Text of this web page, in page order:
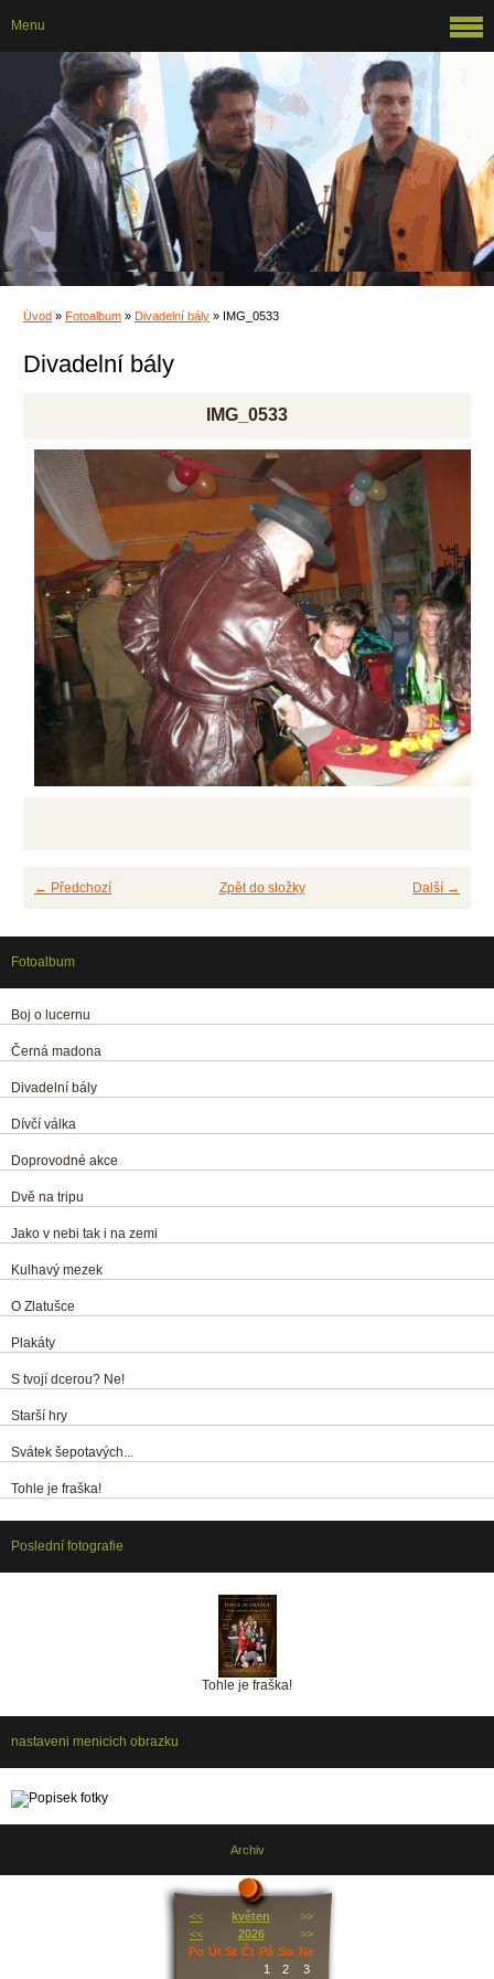
Úvod » Fotoalbum » Divadelní bály » IMG_0533
Divadelní bály
IMG_0533
← Předchozí Další →
Zpět do složky
Menu
Fotoalbum
Boj o lucernu
Černá madona
Divadelní bály
Dívčí válka
Doprovodné akce
Dvě na tripu
Jako v nebi tak i na zemi
Kulhavý mezek
O Zlatušce
Plakáty
S tvojí dcerou? Ne!
Starší hry
Svátek šepotavých...
Tohle je fraška!
Poslední fotografie
Tohle je fraška!
nastaveni menicich obrazku
Archiv
<< květen
>>
<<
2026
>>
Po Út St Čt Pá So Ne
1
2 3